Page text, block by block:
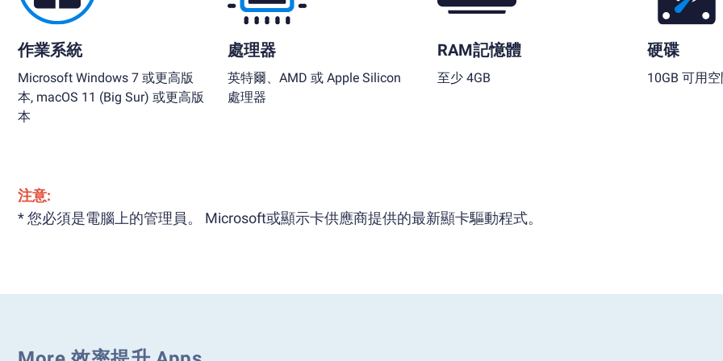
作業系統
Microsoft Windows 7 或更高版
本, macOS 11 (Big Sur) 或更高版
本
處理器
英特爾、AMD 或 Apple Silicon
處理器
RAM記憶體
至少 4GB
硬碟
10GB 可用空
注意:
* 您必須是電腦上的管理員。 Microsoft或顯示卡供應商提供的最新顯卡驅動程式。